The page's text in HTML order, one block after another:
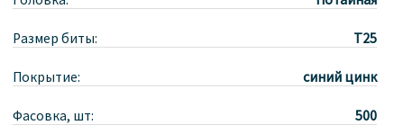
Размер биты: T25
Покрытие: синий цинк
Фасовка, шт: 500